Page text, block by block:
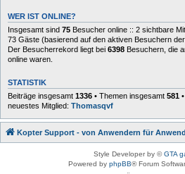
WER IST ONLINE?
Insgesamt sind 75 Besucher online :: 2 sichtbare
73 Gäste (basierend auf den aktiven Besuchern
Der Besucherrekord liegt bei 6398 Besuchern, die
online waren.
STATISTIK
Beiträge insgesamt 1336 • Themen insgesamt 581
neuestes Mitglied: Thomasqvf
Kopter Support - von Anwendern für
Style Developer by ©GTA
Powered by phpBB® Forum